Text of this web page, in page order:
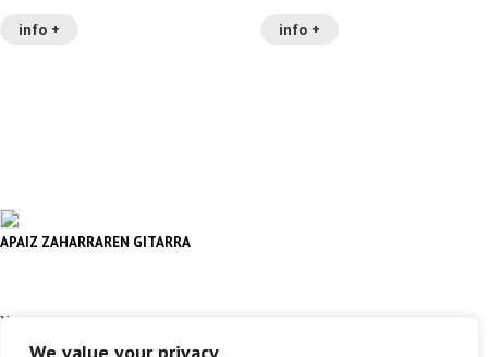
info +
info +
APAIZ ZAHARRAREN GITARRA
Xaguxar